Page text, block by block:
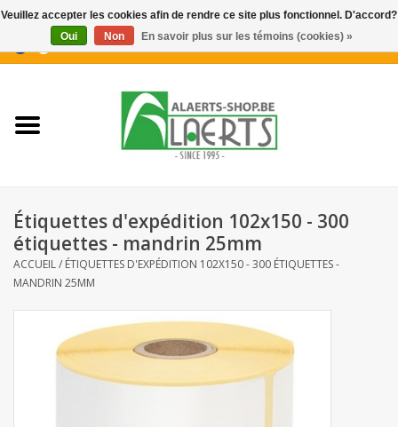
0 Articles - €0,00
Nouveautés
Biscuits pour le café
Confiserie
Boissons
Biscuits apéritifs / Snacks salés
Étiquettes d'expédition 102x150 - 300
étiquettes - mandrin 25mm
ACCUEIL/ ÉTIQUETTES D'EXPÉDITION 102X150 - 300 ÉTIQUETTES -
MANDRIN 25MM
Veuillez accepter les cookies afin de rendre ce site plus fonctionnel. D'accord?
Oui
Non En savoir plus sur les témoins (cookies) »